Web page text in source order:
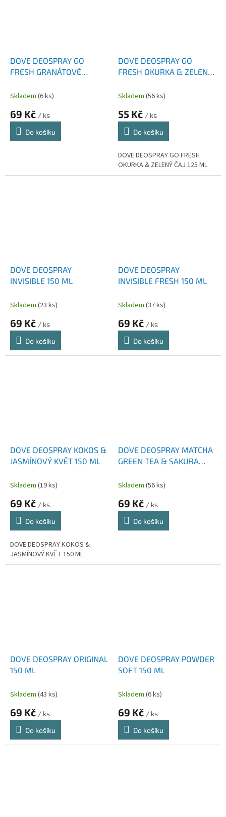
DOVE DEOSPRAY GO
FRESH GRANÁTOVÉ
Skladem (6 ks)
69 Kč / ks
Do košíku
DOVE DEOSPRAY GO
FRESH OKURKA & ZELENÝ
Skladem (56 ks)
55 Kč / ks
Do košíku
DOVE DEOSPRAY GO FRESH
OKURKA & ZELENÝ ČAJ 125 ML
DOVE DEOSPRAY
INVISIBLE 150 ML
Skladem (23 ks)
69 Kč / ks
Do košíku
DOVE DEOSPRAY
INVISIBLE FRESH 150 ML
Skladem (37 ks)
69 Kč / ks
Do košíku
DOVE DEOSPRAY KOKOS &
JASMÍNOVÝ KVĚT 150 ML
Skladem (19 ks)
69 Kč / ks
Do košíku
DOVE DEOSPRAY KOKOS &
JASMÍNOVÝ KVĚT 150 ML
DOVE DEOSPRAY MATCHA
GREEN TEA & SAKURA
Skladem (56 ks)
69 Kč / ks
Do košíku
DOVE DEOSPRAY ORIGINAL
150 ML
Skladem (43 ks)
69 Kč / ks
Do košíku
DOVE DEOSPRAY POWDER
SOFT 150 ML
Skladem (6 ks)
69 Kč / ks
Do košíku